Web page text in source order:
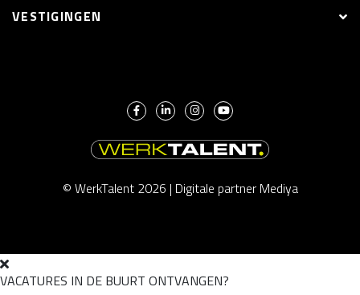
VESTIGINGEN
© WerkTalent 2026 | Digitale partner Mediya
VACATURES IN DE BUURT ONTVANGEN?